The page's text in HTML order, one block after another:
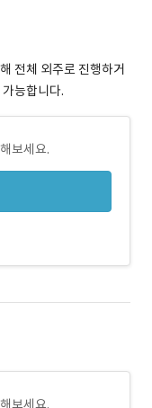
전체 외주로 진행하거
능합니다.
보세요.
보세요.